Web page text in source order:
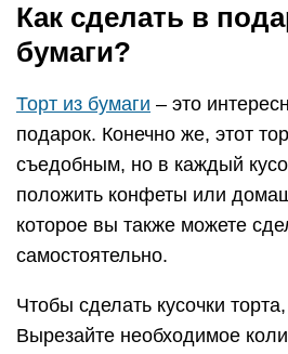
Как сделать в
бумаги?
Торт из бумаги – это
подарок. Конечно же, этот
съедобным, но в каждый
положить конфеты или
которое вы также можете
самостоятельно.
Чтобы сделать кусочки
Вырезайте необходимое